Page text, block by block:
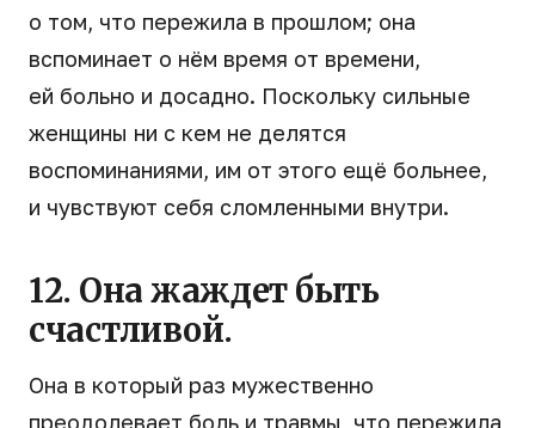
о том, что пережила в прошлом; она
вспоминает о нём время от времени,
ей больно и досадно. Поскольку сильные
женщины ни с кем не делятся
воспоминаниями, им от этого ещё больнее,
и чувствуют себя сломленными внутри.
12. Она жаждет быть
счастливой.
Она в который раз мужественно
преодолевает боль и травмы, что пережила